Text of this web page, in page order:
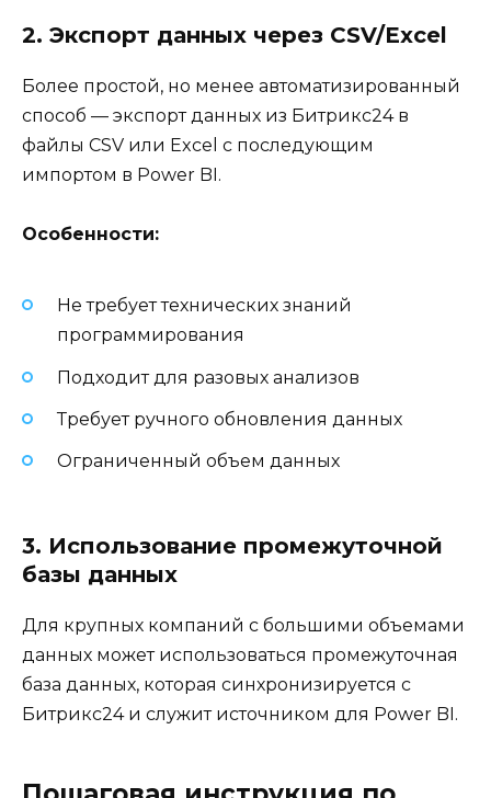
2. Экспорт данных через CSV/Excel
Более простой, но менее автоматизированный
способ — экспорт данных из Битрикс24 в
файлы CSV или Excel с последующим
импортом в Power BI.
Особенности:
Не требует технических знаний
программирования
Подходит для разовых анализов
Требует ручного обновления данных
Ограниченный объем данных
3. Использование промежуточной
базы данных
Для крупных компаний с большими объемами
данных может использоваться промежуточная
база данных, которая синхронизируется с
Битрикс24 и служит источником для Power BI.